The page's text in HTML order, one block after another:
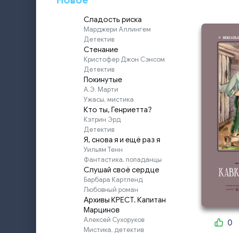
Сладость риска
Марджери Аллингем
Детектив
Стенание
Кристофер Джон Сэнсом
Детектив
Покинутые
А.Э. Марти
Ужасы, мистика
Кто ты, Генриетта?
Кэтрин Эрд
Детектив
Я, снова я и ещё раз я
Уильям Тенн
Фантастика, попаданцы
Слушай своё сердце
Барбара Картленд
Любовный роман
Архивы КРЕСТ. Капитан
Марцинов
Алексей Сухоруков
Мистика, детектив
0